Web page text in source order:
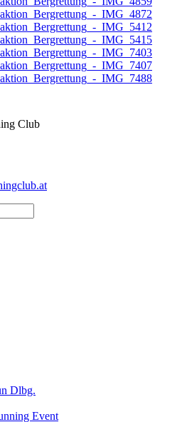
Club
Dlbg.
Event